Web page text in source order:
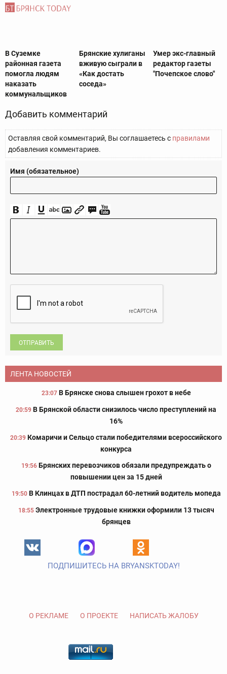
В Суземке
районная газета
помогла людям
наказать
коммунальщиков‍
Брянские хулиганы
вживую сыграли в
«Как достать
соседа»
Умер экс-главный
редактор газеты
"Почепское слово"
Добавить комментарий
Оставляя свой комментарий, Вы соглашаетесь с правилами
добавления комментариев.
Имя (обязательное)
ОТПРАВИТЬ
ЛЕНТА НОВОСТЕЙ
23:07 В Брянске снова слышен грохот в небе
20:59 В Брянской области снизилось число преступлений на
16%
20:39 Комаричи и Сельцо стали победителями всероссийского
конкурса
19:56 Брянских перевозчиков обязали предупреждать о
повышении цен за 15 дней
19:50 В Клинцах в ДТП пострадал 60-летний водитель мопеда
18:55 Электронные трудовые книжки оформили 13 тысяч
брянцев
ПОДПИШИТЕСЬ НА BRYANSKTODAY!
О РЕКЛАМЕ О ПРОЕКТЕ НАПИСАТЬ ЖАЛОБУ